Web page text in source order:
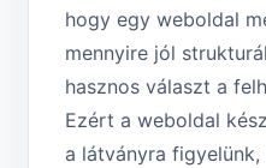
hogy egy weboldal
mennyire jól
hasznos választ a
Ezért a weboldal
a látványra